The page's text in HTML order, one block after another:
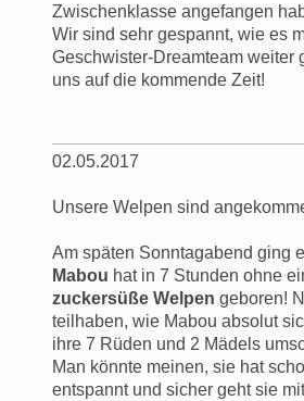
Zwischenklasse angefangen
Wir sind sehr gespannt, wie es
Geschwister-Dreamteam weiter
uns auf die kommende Zeit!
02.05.2017
Unsere Welpen sind
Am späten Sonntagabend ging
Mabou hat in 7 Stunden ohne
zuckersüße Welpen geboren!
teilhaben, wie Mabou absolut
ihre 7 Rüden und 2 Mädels
Man könnte meinen, sie hat
entspannt und sicher geht sie